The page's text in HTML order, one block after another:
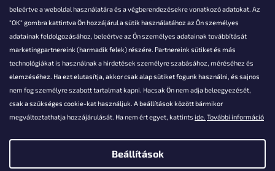
beleértve a weboldal használatára és a végberendezésekre vonatkozó adatokat. Az
"OK" gombra kattintva Ön hozzájárul a sütik használatához az Ön személyes
adatainak feldolgozásához, beleértve az Ön személyes adatainak továbbítását
marketingpartnereink (harmadik felek) részére. Partnereink sütiket és más
technológiákat is használnak a hirdetések személyre szabásához, méréséhez és
elemzéséhez. Ha ezt elutasítja, akkor csak alap sütiket fogunk használni, és sajnos
nem fog személyre szabott tartalmat kapni. Hacsak Ön nem adja beleegyezését,
csak a szükséges cookie-kat használjuk. A beállítások között bármikor
megváltoztathatja hozzájárulását. Ha nem ért egyet, kattints ide. További információ
Beállítások
info@falanzo.hu